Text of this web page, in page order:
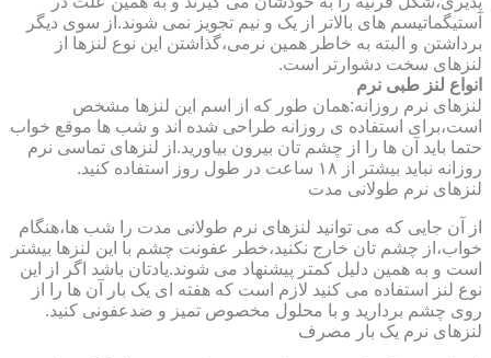
آستیگماتیسم های بالاتر از یک و نیم تجویز نمی شوند.از سوی دیگر
برداشتن و البته به خاطر همین نرمی،گذاشتن این نوع لنزها از
لنزهای سخت دشوارتر است.
انواع لنز طبی نرم
لنزهای نرم روزانه:همان طور که از اسم این لنزها مشخص
است،برای استفاده ی روزانه طراحی شده اند و شب ها موقع خواب
حتما باید آن ها را از چشم تان بیرون بیاورید.از لنزهای تماسی نرم
روزانه نباید بیشتر از ۱۸ ساعت در طول روز استفاده کنید.
لنزهای نرم طولانی مدت
از آن جایی که می توانید لنزهای نرم طولانی مدت را شب ها،هنگام
خواب،از چشم تان خارج نکنید،خطر عفونت چشم با این لنزها بیشتر
است و به همین دلیل کمتر پیشنهاد می شوند.یادتان باشد اگر از این
نوع لنز استفاده می کنید لازم است که هفته ای یک بار آن ها را از
روی چشم بردارید و با محلول مخصوص تمیز و ضدعفونی کنید.
لنزهای نرم یک بار مصرف